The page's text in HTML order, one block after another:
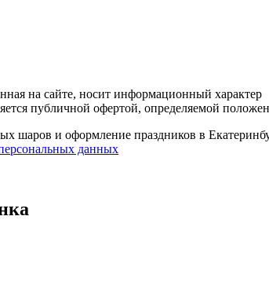
на сайте, носит информационный характер
публичной офертой, определяемой
шаров и оформление праздников в
данных